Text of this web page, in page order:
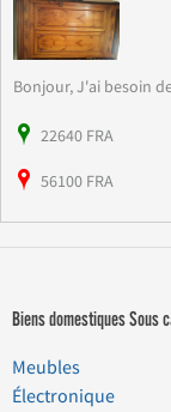
Bonjour, J'ai besoin
22640 FRA
56100 FRA
Biens domestiques Sous
Meubles
Électronique